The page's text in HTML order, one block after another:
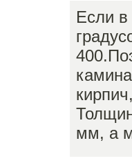
Если в
мм, а